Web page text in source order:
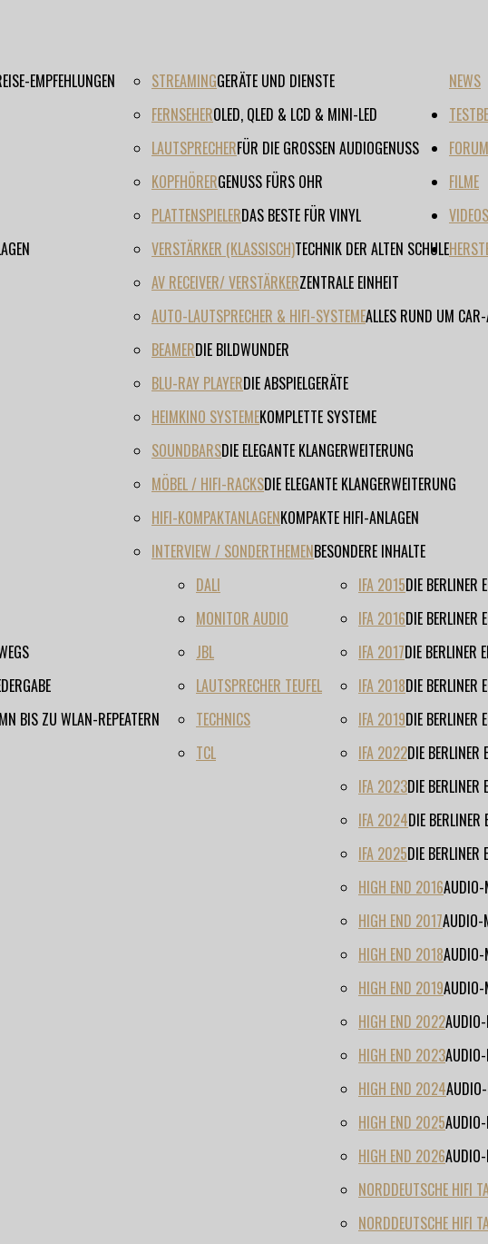
NEWS
EMPFEHLUNGEN
STREAMINGGERÄTE UND DIENSTE
FERNSEHEROLED, QLED & LCD & MINI-LED
LAUTSPRECHERFÜR DIE GROSSEN AUDIOGENUSS
KOPFHÖRERGENUSS FÜRS OHR
PLATTENSPIELERDAS BESTE FÜR VINYL
VERSTÄRKER (KLASSISCH)TECHNIK DER ALTEN SCHULE
AV RECEIVER/ VERSTÄRKERZENTRALE EINHEIT
AUTO-LAUTSPRECHER & HIFI-SYSTEMEALLES RUND UM
BEAMERDIE BILDWUNDER
BLU-RAY PLAYERDIE ABSPIELGERÄTE
HEIMKINO SYSTEMEKOMPLETTE SYSTEME
SOUNDBARSDIE ELEGANTE KLANGERWEITERUNG
MÖBEL / HIFI-RACKSDIE ELEGANTE KLANGERWEITERUNG
HIFI-KOMPAKTANLAGENKOMPAKTE HIFI-ANLAGEN
INTERVIEW / SONDERTHEMENBESONDERE INHALTE
BIS ZU WLAN-REPEATERN
FORUM
FILME
VIDEOS
DALI
MONITOR AUDIO
JBL
LAUTSPRECHER TEUFEL
TECHNICS
TCL
IFA 2015DIE BERLINER
IFA 2016DIE BERLINER
IFA 2017DIE BERLINER
IFA 2018DIE BERLINER
IFA 2019DIE BERLINER
IFA 2022DIE BERLINER
IFA 2023DIE BERLINER
IFA 2024DIE BERLINER
IFA 2025DIE BERLINER
HIGH END 2016AUDIO-
HIGH END 2017AUDIO-
HIGH END 2018AUDIO-
HIGH END 2019AUDIO-
HIGH END 2022
HIGH END 2023
HIGH END 2024
HIGH END 2025
HIGH END 2026
NORDDEUTSCHE HIFI
NORDDEUTSCHE HIFI